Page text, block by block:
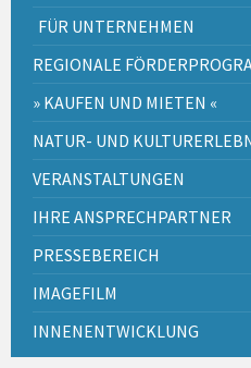
FÜR UNTERNEHMEN
REGIONALE
» KAUFEN UND MIETEN «
NATUR- UND
VERANSTALTUNGEN
IHRE ANSPRECHPARTNER
PRESSEBEREICH
IMAGEFILM
INNENENTWICKLUNG